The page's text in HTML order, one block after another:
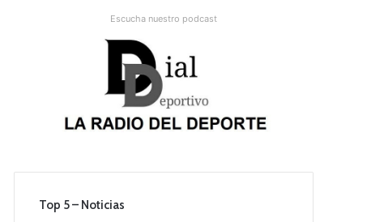
Escucha nuestro podcast
Top 5 – Noticias